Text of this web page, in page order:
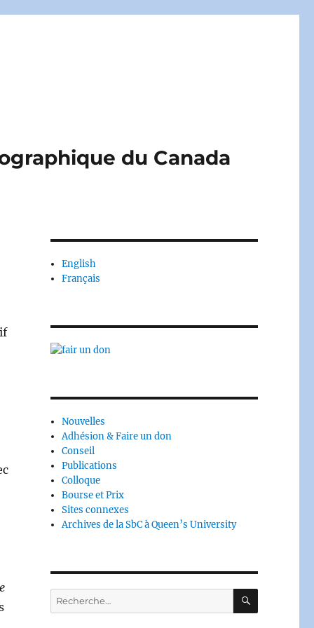
du Canada
English
Français
Nouvelles
Adhésion & Faire un don
Conseil
Publications
Colloque
Bourse et Prix
Sites connexes
Archives de la SbC à Queen’s University
Rechercher :